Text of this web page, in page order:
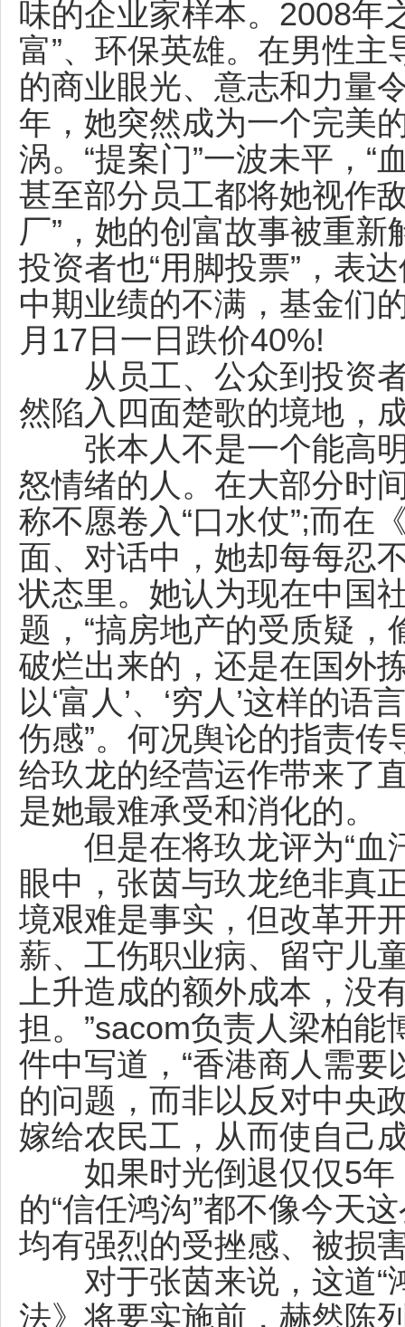
味的企业家样本。2008年
富”、环保英雄。在男性
的商业眼光、意志和力量
年，她突然成为一个完美
涡。“提案门”一波未平，“
甚至部分员工都将她视作
厂”，她的创富故事被重新
投资者也“用脚投票”，表
中期业绩的不满，基金们
月17日一日跌价40%!
从员工、公众到投资者
然陷入四面楚歌的境地，
张本人不是一个能高明
怒情绪的人。在大部分时
称不愿卷入“口水仗”;而在
面、对话中，她却每每忍
状态里。她认为现在中国
题，“搞房地产的受质疑
破烂出来的，还是在国外
以‘富人’、‘穷人’这样的
伤感”。何况舆论的指责
给玖龙的经营运作带来
是她最难承受和消化的。
但是在将玖龙评为“血
眼中，张茵与玖龙绝非真
境艰难是事实，但改革开
薪、工伤职业病、留守儿
上升造成的额外成本，没
担。”sacom负责人梁柏
件中写道，“香港商人需
的问题，而非以反对中央
嫁给农民工，从而使自己
如果时光倒退仅仅5年
的“信任鸿沟”都不像今天
均有强烈的受挫感、被损
对于张茵来说，这道“
法》将要实施前，赫然陈